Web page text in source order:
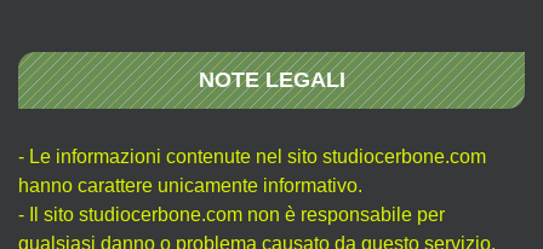
NOTE LEGALI
- Le informazioni contenute nel sito studiocerbone.com
hanno carattere unicamente informativo.
- Il sito studiocerbone.com non è responsabile per
qualsiasi danno o problema causato da questo servizio.